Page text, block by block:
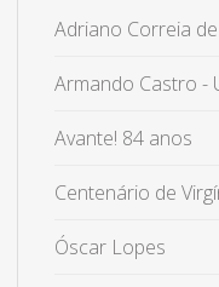
Adriano Correia
Armando Castro -
Avante! 84 anos
Centenário de
Óscar Lopes